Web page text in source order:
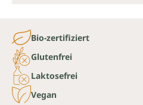
Bio-zertifiziert
Glutenfrei
Laktosefrei
Vegan